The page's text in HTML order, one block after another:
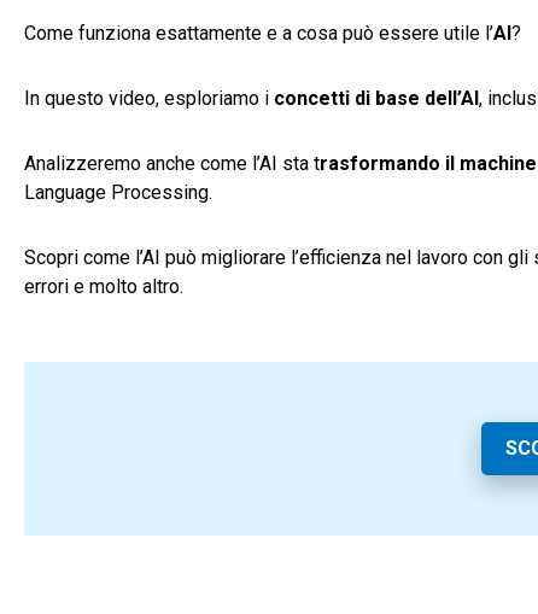
Come funziona esattamente e a cosa può essere utile l’AI?
In questo video, esploriamo i concetti di base dell’AI,
Analizzeremo anche come l’AI sta trasformando il
Language Processing.
Scopri come l’AI può migliorare l’efficienza nel lavoro con
errori e molto altro.